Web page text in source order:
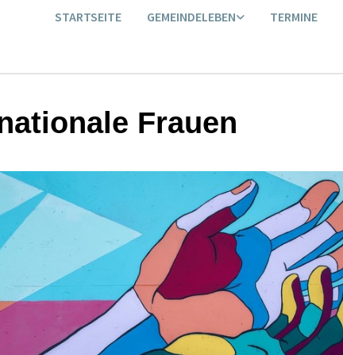
STARTSEITE GEMEINDELEBEN TERMINE
Frauen